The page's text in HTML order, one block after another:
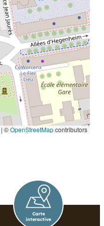
| ©OpenStreetMapcontributors
Carte
interactive